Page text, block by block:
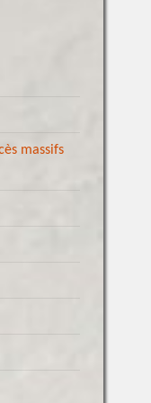
massifs